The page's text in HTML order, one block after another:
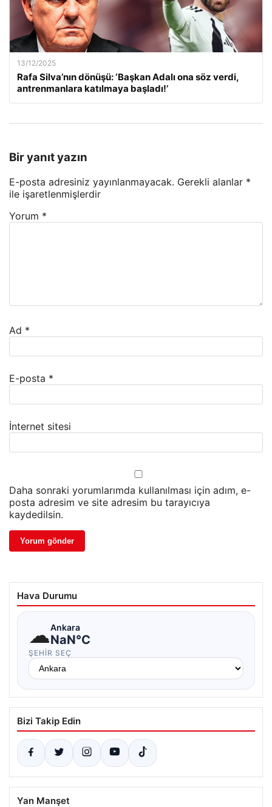
13/12/2025
Rafa Silva’nın dönüşü: ‘Başkan Adalı ona söz verdi,
antrenmanlara katılmaya başladı!’
Bir yanıt yazın
E-posta adresiniz yayınlanmayacak. Gerekli alanlar *
ile işaretlenmişlerdir
Yorum *
Ad *
E-posta *
İnternet sitesi
Daha sonraki yorumlarımda kullanılması için adım, e-
posta adresim ve site adresim bu tarayıcıya
kaydedilsin.
Hava Durumu
☁Ankara
NaN°C
ŞEHIR SEÇ
Bizi Takip Edin
Yan Manşet